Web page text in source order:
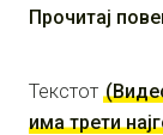
Прочитај
Текстот
има трети